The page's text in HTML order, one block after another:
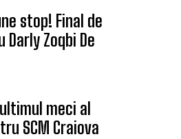
stop! Final de
Zoqbi De
meci al
SCM Craiova